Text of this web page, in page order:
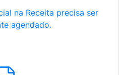
na Receita precisa ser
agendado.